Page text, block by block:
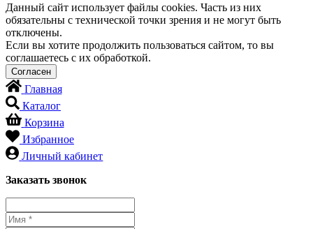
Данный сайт использует файлы cookies. Часть из них
обязательны с технической точки зрения и не могут быть
отключены.
Если вы хотите продолжить пользоваться сайтом, то вы
соглашаетесь с их обработкой.
Главная
Каталог
Корзина
Избранное
Личный кабинет
Заказать звонок